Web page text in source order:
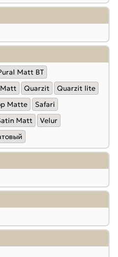
Matt BT
Мatt Quarzit
Quarzit lite
Matte
Safari
Мatt
Velur